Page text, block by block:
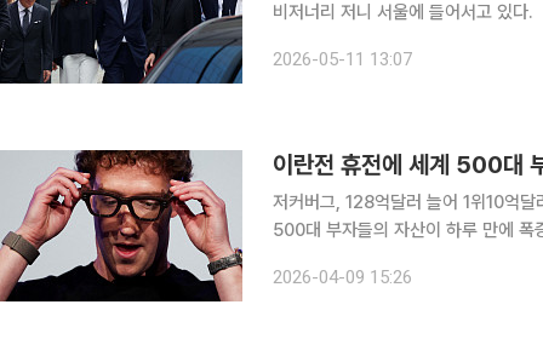
비저너리 저니 서울에 들어서고 있다.
2026-05-11 13:07
이란전 휴전에 세계 500대
저커버그, 128억달러 늘어 1위10억
500대 부자들의 자산이 하루 만에 폭증한 것으로 나타났다.
가 생긴 이래 역대 두 번째로 큰 일일
2026-04-09 15:26